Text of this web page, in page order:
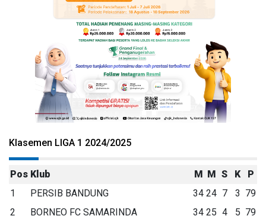
Klasemen LIGA 1 2024/2025
Pos Klub M M S K
P
1
PERSIB BANDUNG 34 24 7 3 79
2
BORNEO FC SAMARINDA 34 25 4 5 79